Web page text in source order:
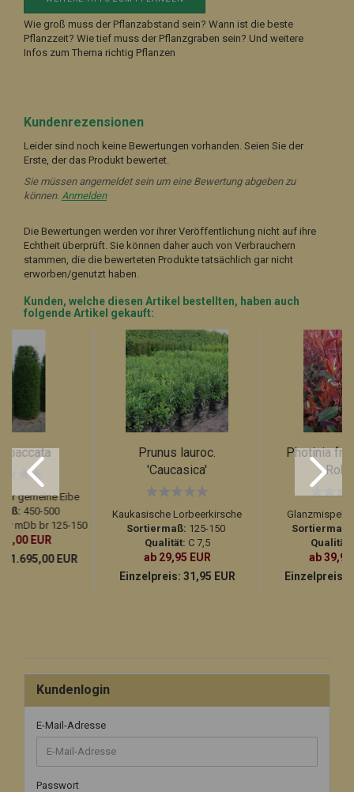
Wie groß muss der Pflanzabstand sein? Wann ist die beste
Pflanzzeit? Wie tief muss der Pflanzgraben sein? Und weitere
Infos zum Thema richtig Pflanzen
Kundenrezensionen
Leider sind noch keine Bewertungen vorhanden. Seien Sie der
Erste, der das Produkt bewertet.
Sie müssen angemeldet sein um eine Bewertung abgeben zu
können. Anmelden
Die Bewertungen werden vor ihrer Veröffentlichung nicht auf ihre
Echtheit überprüft. Sie können daher auch von Verbrauchern
stammen, die die bewerteten Produkte tatsächlich gar nicht
erworben/genutzt haben.
Kunden, welche diesen Artikel bestellten, haben auch
folgende Artikel gekauft:
baccata
gemeine Eibe
450-500
mDb br 125-150
EUR
1.695,00 EUR
Prunus lauroc.
'Caucasica'
Kaukasische Lorbeerkirsche
Sortiermaß: 125-150
Qualität: C 7,5
ab 29,95 EUR
Einzelpreis: 31,95 EUR
Photinia
Glanzmispel
Sortiermaß:
Qualität:
ab 39,95
Einzelpreis:
Kundenlogin
E-Mail-Adresse
Passwort